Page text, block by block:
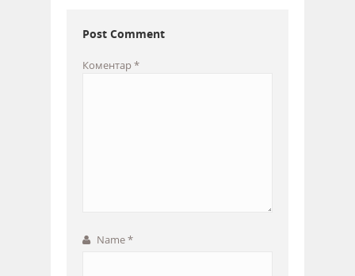
Post Comment
Коментар*
Name*